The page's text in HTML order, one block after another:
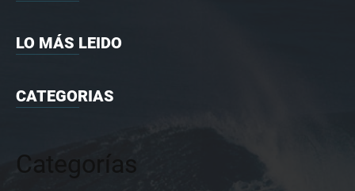
LO MÁS LEIDO
CATEGORIAS
Categorías